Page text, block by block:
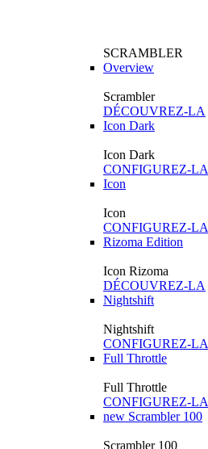
SCRAMBLER
Overview
Scrambler
DÉCOUVREZ-LA
Icon Dark
Icon Dark
CONFIGUREZ-LA
Icon
Icon
CONFIGUREZ-LA
Rizoma Edition
Icon Rizoma
DÉCOUVREZ-LA
Nightshift
Nightshift
CONFIGUREZ-LA
Full Throttle
Full Throttle
CONFIGUREZ-LA
new Scrambler 100
Scrambler 100